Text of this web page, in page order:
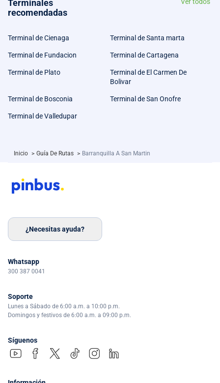
Terminales
recomendadas
Terminal de Cienaga Terminal de Santa marta
Terminal de Fundacion Terminal de Cartagena
Terminal de Plato
Terminal de El Carmen De
Bolivar
Terminal de Bosconia Terminal de San Onofre
Terminal de Valledupar
Inicio > Guía De Rutas > Barranquilla A San Martin
¿Necesitas ayuda?
Whatsapp
300 387 0041
Soporte
Lunes a Sábado de 6:00 a.m. a 10:00 p.m.
Domingos y festivos de 6:00 a.m. a 09:00 p.m.
Síguenos